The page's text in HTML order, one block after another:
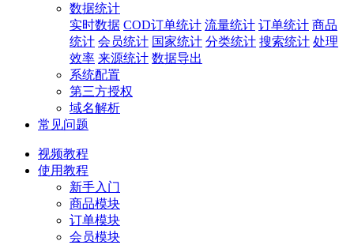
数据统计
实时数据 COD订单统计 流量统计 订单统计 商品
统计 会员统计 国家统计 分类统计 搜索统计 处理
效率 来源统计 数据导出
系统配置
第三方授权
域名解析
常见问题
视频教程
使用教程
新手入门
商品模块
订单模块
会员模块